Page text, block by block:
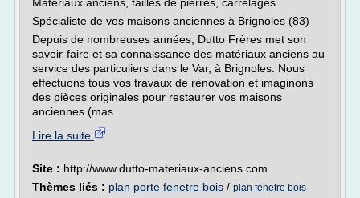
Spécialiste de vos maisons anciennes à Brignoles (83)
Depuis de nombreuses années, Dutto Frères met son
savoir-faire et sa connaissance des matériaux anciens au
service des particuliers dans le Var, à Brignoles. Nous
effectuons tous vos travaux de rénovation et imaginons
des pièces originales pour restaurer vos maisons
anciennes (mas...
Lire la suite
Site : http://www.dutto-materiaux-anciens.com
Thèmes liés : plan porte fenetre bois / plan fenetre bois